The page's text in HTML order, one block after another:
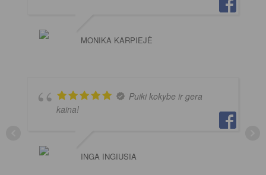
MONIKA KARPIEJĖ
Puiki kokybe ir gera
kaina!
INGA INGIUSIA